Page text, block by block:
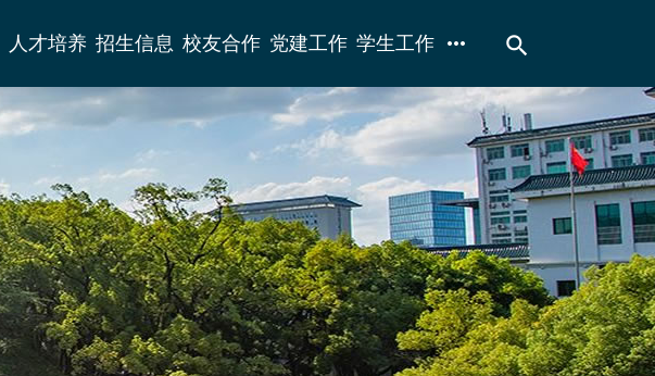
人才培养 招生信息 校友合作 党建工作 学生工作 more_horiz search